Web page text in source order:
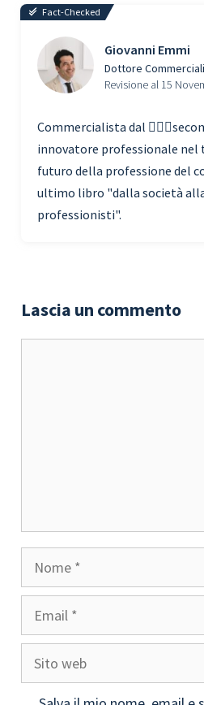
Fact-Checked
Giovanni Emmi
Dottore
Revisione al 15
Commercialista dal
innovatore professionale nel
futuro della professione del
ultimo libro "dalla società
professionisti".
Lascia un commento
Nome
Email
Sito
web